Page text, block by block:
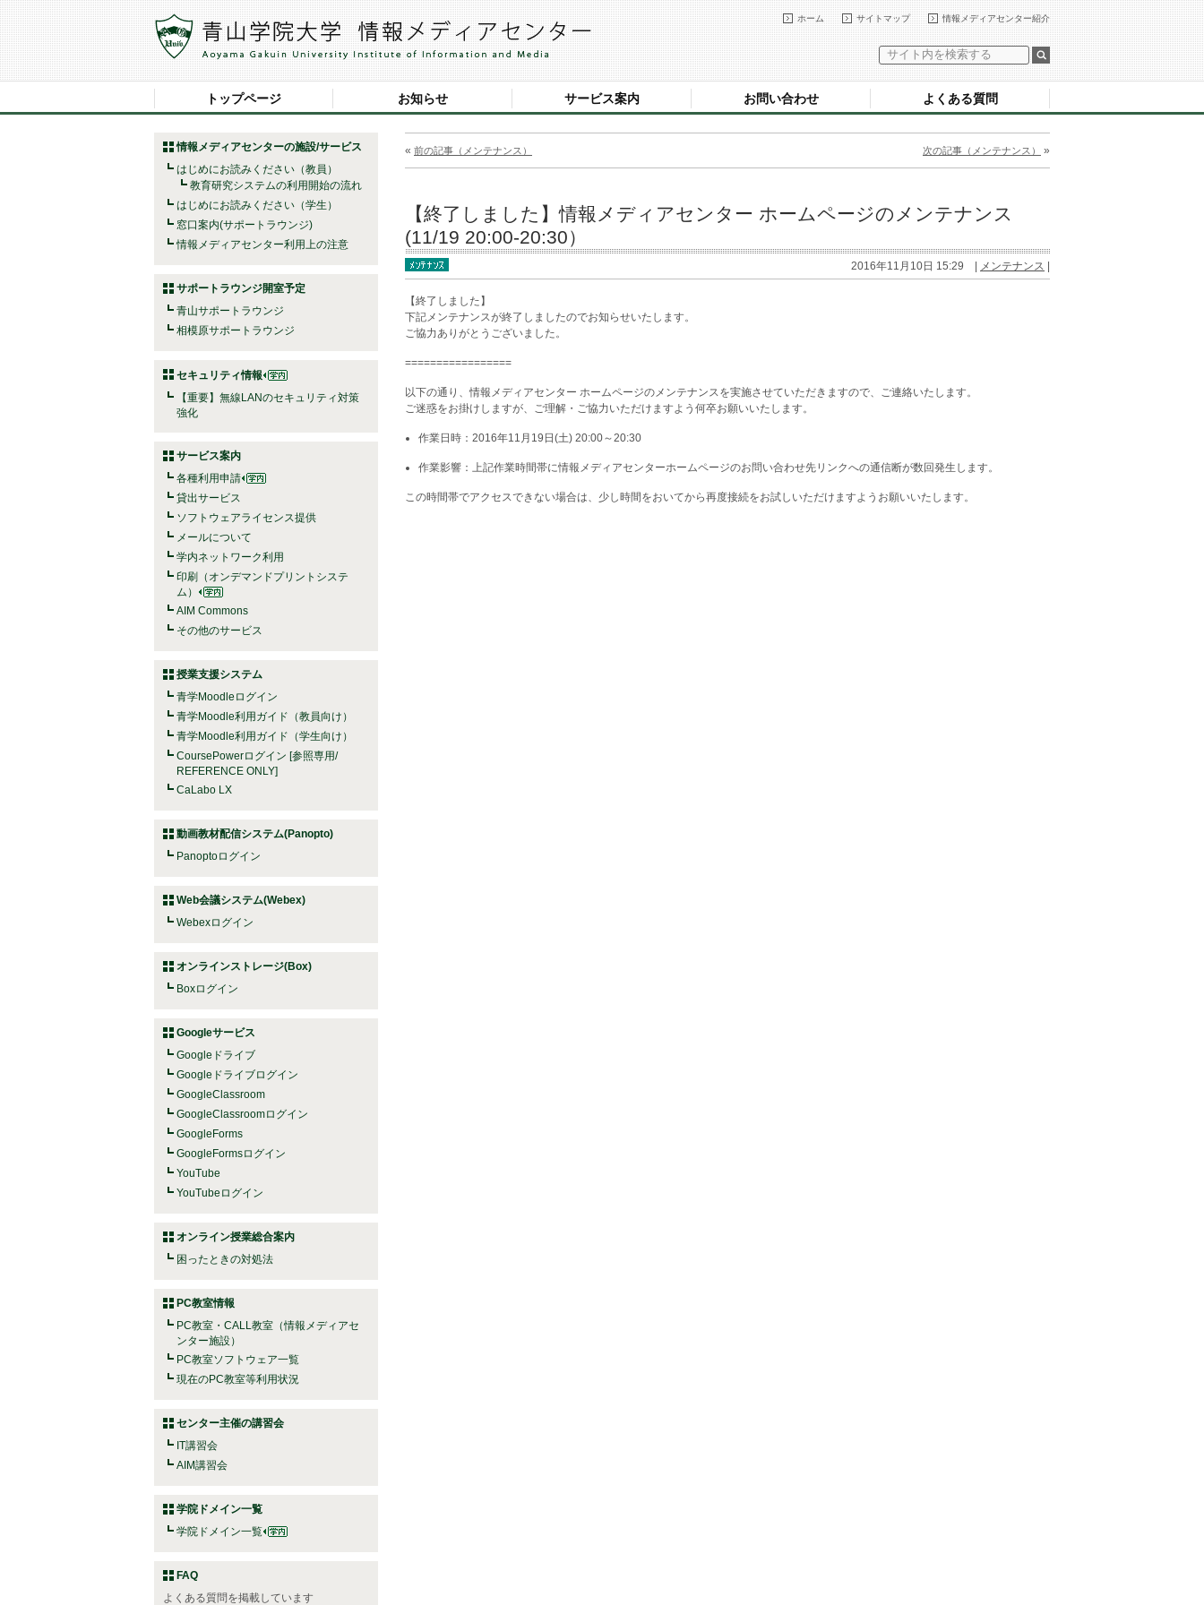
情報メディアセンター紹介
サイトマップ
ホーム
トップページ お知らせ サービス案内 お問い合わせ よくある質問
情報メディアセンターの施設/サービス
はじめにお読みください（教員）
教育研究システムの利用開始の流れ
はじめにお読みください（学生）
窓口案内(サポートラウンジ)
情報メディアセンター利用上の注意
サポートラウンジ開室予定
青山サポートラウンジ
相模原サポートラウンジ
セキュリティ情報
【重要】無線LANのセキュリティ対策
強化
サービス案内
各種利用申請
貸出サービス
ソフトウェアライセンス提供
メールについて
学内ネットワーク利用
印刷（オンデマンドプリントシステ
ム）
AIM Commons
その他のサービス
授業支援システム
青学Moodleログイン
青学Moodle利用ガイド（教員向け）
青学Moodle利用ガイド（学生向け）
CoursePowerログイン [参照専用/
REFERENCE ONLY]
CaLabo LX
動画教材配信システム(Panopto)
Panoptoログイン
Web会議システム(Webex)
Webexログイン
オンラインストレージ(Box)
Boxログイン
Googleサービス
Googleドライブ
Googleドライブログイン
GoogleClassroom
GoogleClassroomログイン
GoogleForms
GoogleFormsログイン
YouTube
YouTubeログイン
オンライン授業総合案内
困ったときの対処法
PC教室情報
PC教室・CALL教室（情報メディアセ
ンター施設）
PC教室ソフトウェア一覧
現在のPC教室等利用状況
センター主催の講習会
IT講習会
AIM講習会
学院ドメイン一覧
学院ドメイン一覧
FAQ
よくある質問を掲載しています
« 前の記事（メンテナンス） 次の記事（メンテナンス） »
【終了しました】情報メディアセンター ホームページのメンテナンス
(11/19 20:00-20:30）
2016年11月10日 15:29 | メンテナンス
【終了しました】
下記メンテナンスが終了しましたのでお知らせいたします。
ご協力ありがとうございました。
=================
以下の通り、情報メディアセンター ホームページのメンテナンスを実施させていただきますので、ご連絡いたします。
ご迷惑をお掛けしますが、ご理解・ご協力いただけますよう何卒お願いいたします。
作業日時：2016年11月19日(土) 20:00～20:30
作業影響：上記作業時間帯に情報メディアセンターホームページのお問い合わせ先リンクへの通信断が数回発生します。
この時間帯でアクセスできない場合は、少し時間をおいてから再度接続をお試しいただけますようお願いいたします。